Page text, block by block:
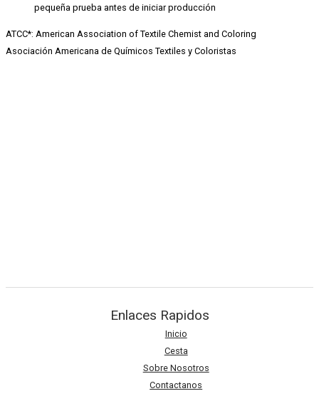
pequeña prueba antes de iniciar producción
ATCC*: American Association of Textile Chemist and Coloring
Asociación Americana de Químicos Textiles y Coloristas
Enlaces Rapidos
Inicio
Cesta
Sobre Nosotros
Contactanos